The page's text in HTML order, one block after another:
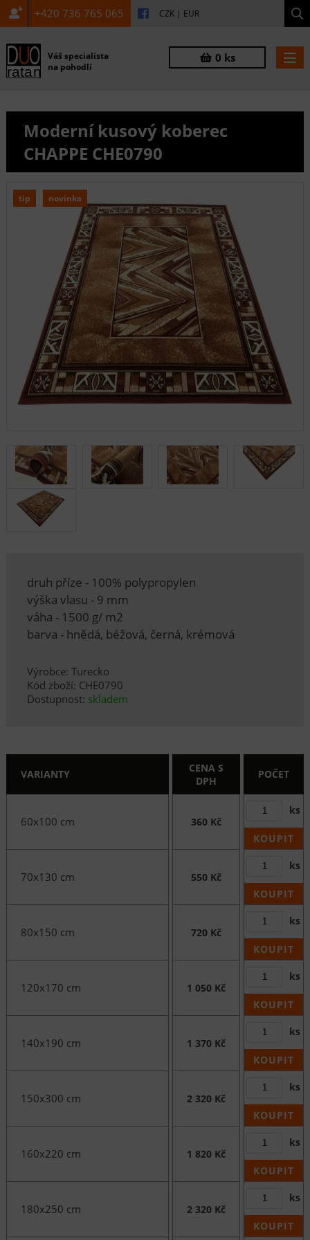
+420 736 765 065 CZK | EUR
Váš specialista
na pohodlí
0 ks
Moderní kusový koberec
CHAPPE CHE0790
tip novinka
druh příze - 100% polypropylen
výška vlasu - 9 mm
váha - 1500 g/ m2
barva - hnědá, béžová, černá, krémová
Výrobce: Turecko
Kód zboží: CHE0790
Dostupnost: skladem
VARIANTY
CENA S
DPH
POČET
60x100 cm 360 Kč
ks
KOUPIT
70x130 cm 550 Kč
ks
KOUPIT
80x150 cm 720 Kč
ks
KOUPIT
120x170 cm 1 050 Kč
ks
KOUPIT
140x190 cm 1 370 Kč
ks
KOUPIT
150x300 cm 2 320 Kč
ks
KOUPIT
160x220 cm 1 820 Kč
ks
KOUPIT
180x250 cm 2 320 Kč
ks
KOUPIT